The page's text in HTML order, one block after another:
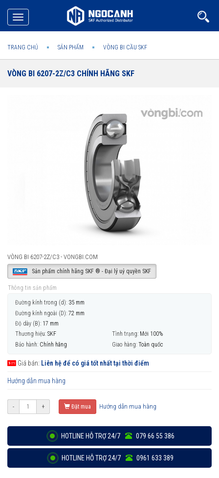
Toggle
navigation
TRANG CHỦ SẢN PHẨM VÒNG BI CẦU SKF
VÒNG BI 6207-2Z/C3 CHÍNH HÃNG SKF
VÒNG BI 6207-2Z/C3 - VONGBI.COM
Sản phẩm chính hãng SKF ® - Đại lý uỷ quyền SKF
Thông tin sản phẩm
Đường kính trong (d): 35 mm
Đường kính ngoài (D): 72 mm
Độ dày (B): 17 mm
Thương hiệu: SKF Tình trạng: Mới 100%
Bảo hành: Chính hãng Giao hàng: Toàn quốc
Giá bán: Liên hệ để có giá tốt nhất tại thời điểm
Hướng dẫn mua hàng
- + Đặt mua Hướng dẫn mua hàng
HOTLINE HỖ TRỢ 24/7 079 66 55 386
HOTLINE HỖ TRỢ 24/7 0961 633 389